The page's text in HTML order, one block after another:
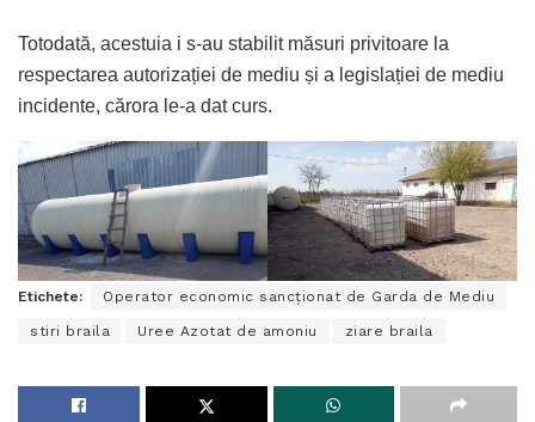
Totodată, acestuia i s-au stabilit măsuri privitoare la
respectarea autorizației de mediu și a legislației de mediu
incidente, cărora le-a dat curs.
Etichete: Operator economic sancționat de Garda de Mediu
stiri braila Uree Azotat de amoniu ziare braila